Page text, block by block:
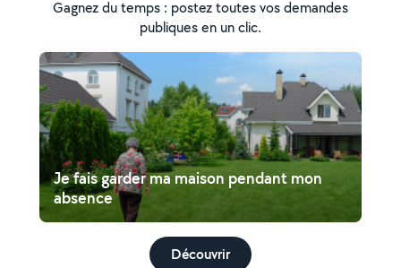
Gagnez du temps : postez toutes vos demandes
publiques en un clic.
Je fais garder ma maison pendant mon
absence
Découvrir